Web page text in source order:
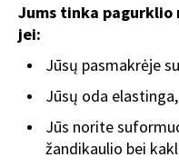
Jums tinka pagurklio
jei:
Jūsų pasmakrėje
Jūsų oda elastinga,
Jūs norite
žandikaulio bei